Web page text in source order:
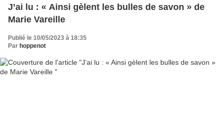
J’ai lu : « Ainsi gèlent les bulles de savon » de
Marie Vareille
Publié le 10/05/2023 à 18:35
Par hoppenot